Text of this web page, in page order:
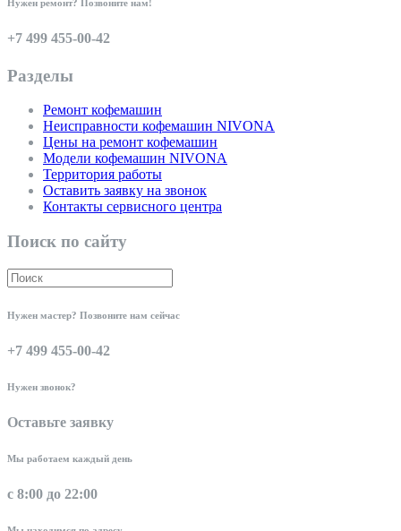
Нужен ремонт? Позвоните нам!
+7 499 455-00-42
Разделы
Ремонт кофемашин
Неисправности кофемашин NIVONA
Цены на ремонт кофемашин
Модели кофемашин NIVONA
Территория работы
Оставить заявку на звонок
Контакты сервисного центра
Поиск по сайту
Нужен мастер? Позвоните нам сейчас
+7 499 455-00-42
Нужен звонок?
Оставьте заявку
Мы работаем каждый день
с 8:00 до 22:00